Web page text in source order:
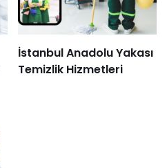
İstanbul Anadolu Yakası
Temizlik Hizmetleri